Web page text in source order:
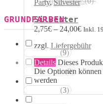
Party,Silvester
Silvester
2,75€–24,00€ Inkl.
zzgl. Liefergebühr
Details Dieses
Die Optionen
werden
GRUNDFARBEN
(9)
Transparent (0)
(3)